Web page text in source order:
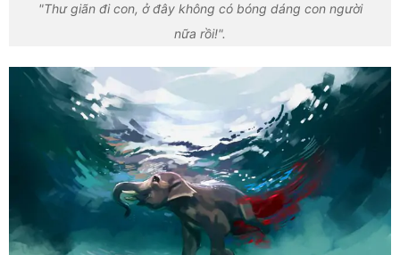
"Thư giãn đi con, ở đây không có bóng dáng con người
nữa rồi!".